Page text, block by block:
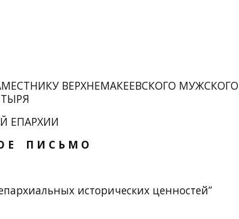
ВЕРХНЕМАКЕЕВСКОГО МУЖСКОГО
ЕПАРХИИ
Е П И С Ь М О
исторических ценностей”